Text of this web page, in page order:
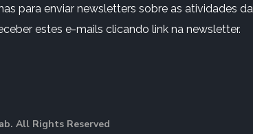
para enviar newsletters sobre as atividades
estes e-mails clicando link na newsletter.
All Rights Reserved